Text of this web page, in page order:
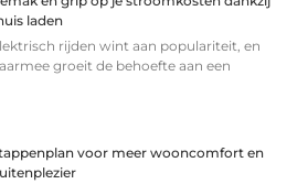
laden
rijden wint aan populariteit, en
groeit de behoefte aan een
voor meer wooncomfort en